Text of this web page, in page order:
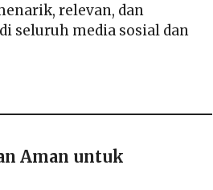
relevan, dan
seluruh media sosial dan
Aman untuk